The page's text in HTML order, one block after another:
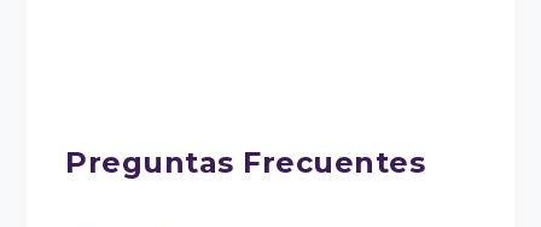
Preguntas Frecuentes